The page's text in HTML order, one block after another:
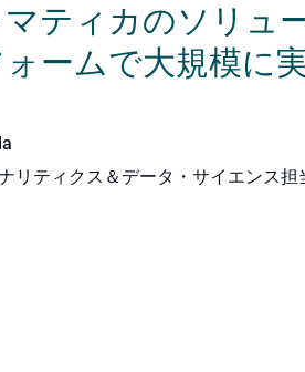
マティカのソリュ
ームで大規模に
リティクス＆データ・サイエンス